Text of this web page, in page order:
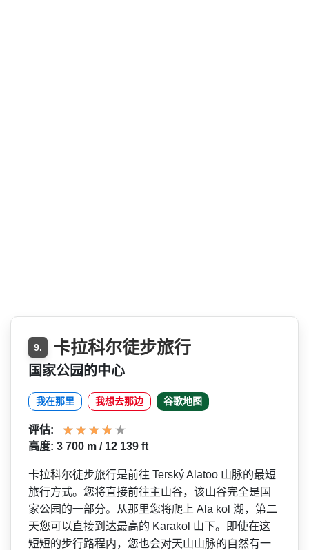
9. 卡拉科尔徒步旅行
国家公园的中心
我在那里 我想去那边 谷歌地图
评估:
高度: 3 700 m / 12 139 ft
卡拉科尔徒步旅行是前往 Terský Alatoo 山脉的最短
旅行方式。您将直­接前往主山谷，该山谷完全是国
家公园的一部分。从那­里您将爬上 Ala kol 湖，第二
天您可以直接到达最高的 Karakol 山下。即使在这
短短的步行路­程内，您也会对天山山脉的自然有一